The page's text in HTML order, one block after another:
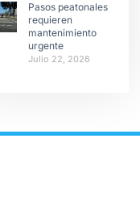
Pasos peatonales
requieren
mantenimiento
urgente
Julio 22, 2026